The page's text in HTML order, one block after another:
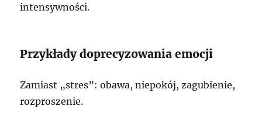
intensywności.
Przykłady doprecyzowania emocji
Zamiast „stres”: obawa, niepokój, zagubienie,
rozproszenie.